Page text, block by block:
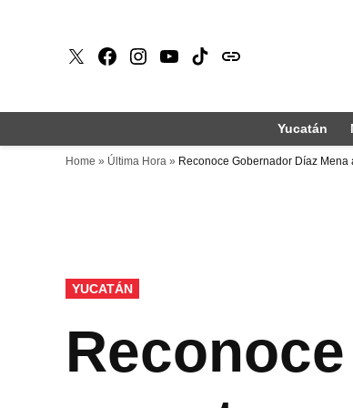
X Faceboook
Instagram
Youtube
Tiktokissuu
Yucatán
Home » Última Hora » Reconoce Gobernador Díaz
PUBLICADO
EN
YUCATÁN